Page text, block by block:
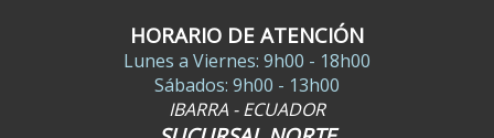
HORARIO DE ATENCIÓN
Lunes a Viernes: 9h00 - 18h00
Sábados: 9h00 - 13h00
IBARRA - ECUADOR